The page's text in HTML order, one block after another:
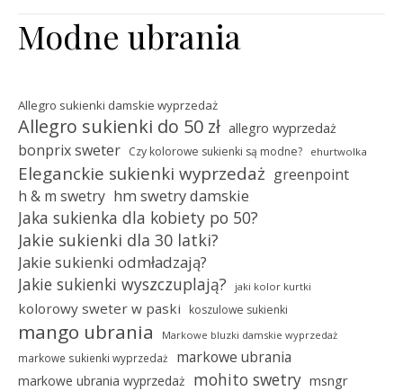
Modne ubrania
Allegro sukienki damskie wyprzedaż
Allegro sukienki do 50 zł allegro wyprzedaż
bonprix sweter Czy kolorowe sukienki są modne? ehurtwolka
Eleganckie sukienki wyprzedaż greenpoint
h & m swetry hm swetry damskie
Jaka sukienka dla kobiety po 50?
Jakie sukienki dla 30 latki?
Jakie sukienki odmładzają?
Jakie sukienki wyszczuplają? jaki kolor kurtki
kolorowy sweter w paski koszulowe sukienki
mango ubrania Markowe bluzki damskie wyprzedaż
markowe sukienki wyprzedaż markowe ubrania
markowe ubrania wyprzedaż mohito swetry msngr